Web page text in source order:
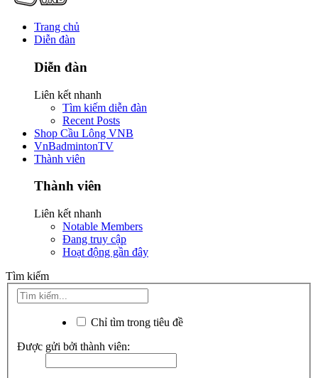
Trang chủ
Diễn đàn
Diễn đàn
Liên kết nhanh
Tìm kiếm diễn đàn
Recent Posts
Shop Cầu Lông VNB
VnBadmintonTV
Thành viên
Thành viên
Liên kết nhanh
Notable Members
Đang truy cập
Hoạt động gần đây
Tìm kiếm
Chỉ tìm trong tiêu đề
Được gửi bởi thành viên: